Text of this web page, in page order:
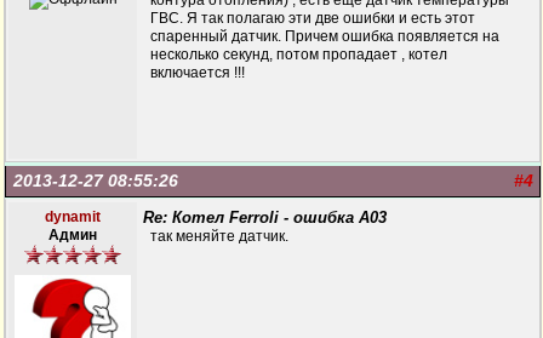
ГВС. Я так полагаю эти две ошибки и есть этот
спаренный датчик. Причем ошибка появляется на
несколько секунд, потом пропадает , котел
включается !!!
#4
2013-12-27 08:55:26
dynamit
Админ
Re: Котел Ferroli - ошибка А03
так меняйте датчик.